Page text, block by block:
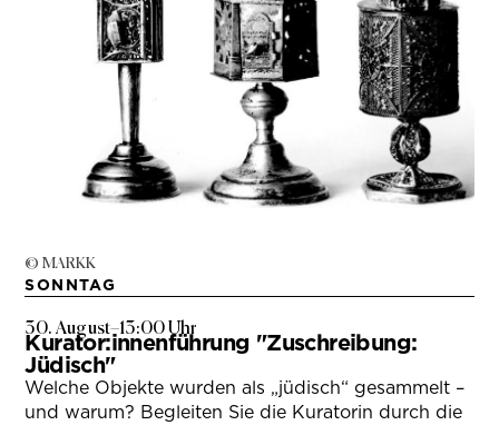
© MARKK
SONNTAG
30. August–13:00 Uhr
Kurator:innenführung "Zuschreibung:
Jüdisch"
Welche Objekte wurden als „jüdisch“ gesammelt –
und warum? Begleiten Sie die Kuratorin durch die